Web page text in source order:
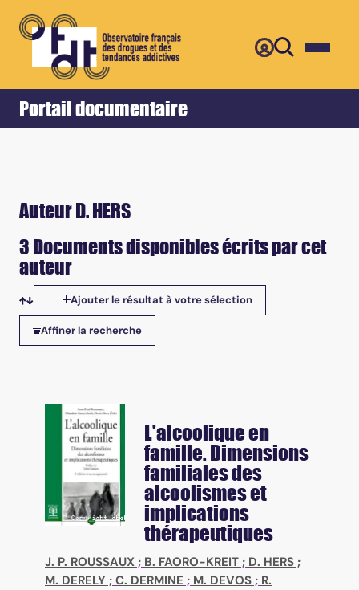
Portail documentaire
Accueil Retour
Auteur D. HERS
3 Documents disponibles écrits par cet
auteur
Tris disponibles
Ajouter le résultat à votre sélection
Affiner la recherche
L'alcoolique en
famille. Dimensions
familiales des
alcoolismes et
implications
thérapeutiques
J. P. ROUSSAUX ; B. FAORO-KREIT ; D. HERS ;
M. DERELY ; C. DERMINE ; M. DEVOS ; R.